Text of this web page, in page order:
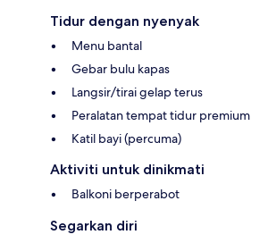
Tidur dengan nyenyak
Menu bantal
Gebar bulu kapas
Langsir/tirai gelap terus
Peralatan tempat tidur premium
Katil bayi (percuma)
Aktiviti untuk dinikmati
Balkoni berperabot
Segarkan diri